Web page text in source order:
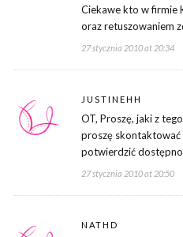
Ciekawe kto w firmie
oraz retuszowaniem
27 stycznia 2010 at 20:34
JUSTINEHH
OT, Proszę, jaki z
proszę skontaktować
potwierdzić
27 stycznia 2010 at 20:50
NATHD